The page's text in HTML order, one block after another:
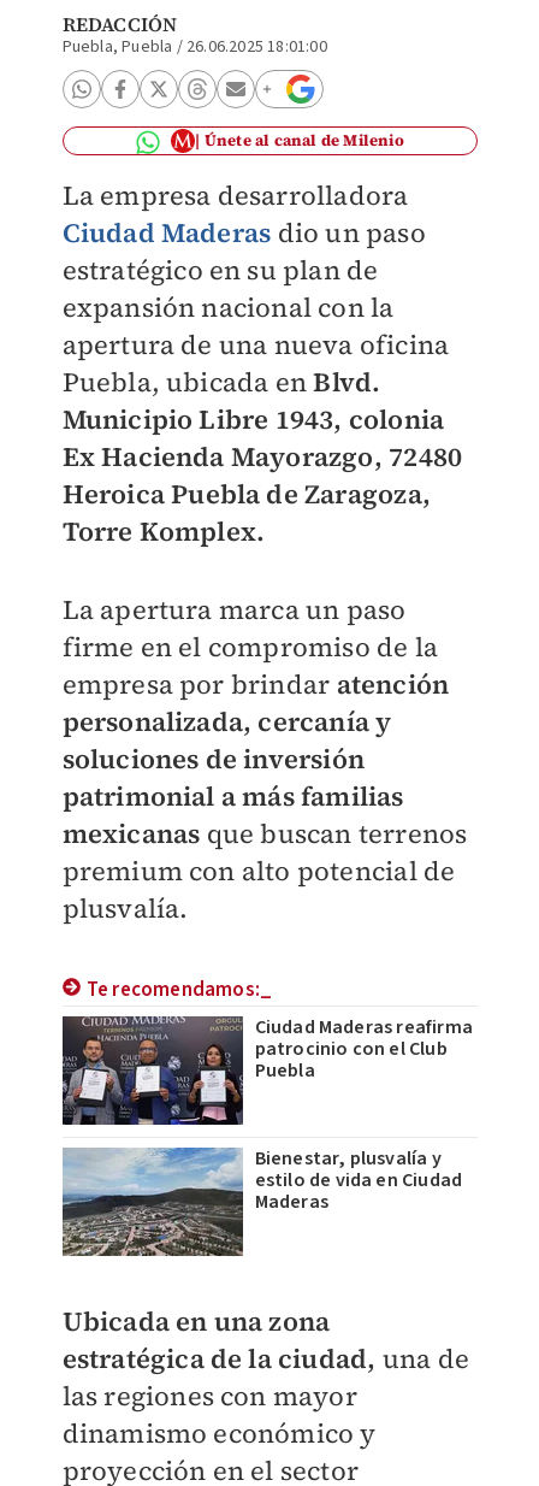
REDACCIÓN
Puebla, Puebla / 26.06.2025 18:01:00
Únete al canal de Milenio
La empresa desarrolladora
Ciudad Maderas dio un paso
estratégico en su plan de
expansión nacional con la
apertura de una nueva oficina
Puebla, ubicada enBlvd.
Municipio Libre 1943, colonia
Ex Hacienda Mayorazgo, 72480
Heroica Puebla de Zaragoza,
Torre Komplex.
La apertura marca un paso
firme en el compromiso de la
empresa por brindar atención
personalizada, cercanía y
soluciones de inversión
patrimonial a más familias
mexicanas que buscan terrenos
premium con alto potencial de
plusvalía.
Te recomendamos:_
Ciudad Maderas reafirma
patrocinio con el Club
Puebla
Bienestar, plusvalía y
estilo de vida en Ciudad
Maderas
Ubicada en una zona
estratégica de la ciudad, una de
las regiones con mayor
dinamismo económico y
proyección en el sector